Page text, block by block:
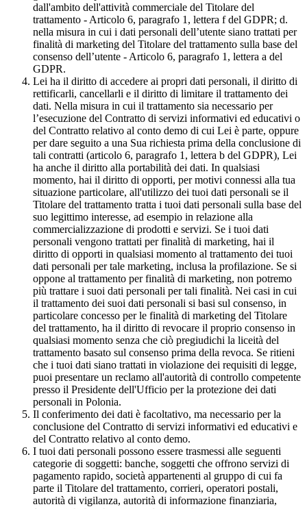
dall'ambito dell'attività commerciale del Titolare del
trattamento - Articolo 6, paragrafo 1, lettera f del GDPR; d.
nella misura in cui i dati personali dell’utente siano trattati per
finalità di marketing del Titolare del trattamento sulla base del
consenso dell’utente - Articolo 6, paragrafo 1, lettera a del
GDPR.
Lei ha il diritto di accedere ai propri dati personali, il diritto di
rettificarli, cancellarli e il diritto di limitare il trattamento dei
dati. Nella misura in cui il trattamento sia necessario per
l’esecuzione del Contratto di servizi informativi ed educativi o
del Contratto relativo al conto demo di cui Lei è parte, oppure
per dare seguito a una Sua richiesta prima della conclusione di
tali contratti (articolo 6, paragrafo 1, lettera b del GDPR), Lei
ha anche il diritto alla portabilità dei dati. In qualsiasi
momento, hai il diritto di opporti, per motivi connessi alla tua
situazione particolare, all'utilizzo dei tuoi dati personali se il
Titolare del trattamento tratta i tuoi dati personali sulla base del
suo legittimo interesse, ad esempio in relazione alla
commercializzazione di prodotti e servizi. Se i tuoi dati
personali vengono trattati per finalità di marketing, hai il
diritto di opporti in qualsiasi momento al trattamento dei tuoi
dati personali per tale marketing, inclusa la profilazione. Se si
oppone al trattamento per finalità di marketing, non potremo
più trattare i suoi dati personali per tali finalità. Nei casi in cui
il trattamento dei suoi dati personali si basi sul consenso, in
particolare concesso per le finalità di marketing del Titolare
del trattamento, ha il diritto di revocare il proprio consenso in
qualsiasi momento senza che ciò pregiudichi la liceità del
trattamento basato sul consenso prima della revoca. Se ritieni
che i tuoi dati siano trattati in violazione dei requisiti di legge,
puoi presentare un reclamo all'autorità di controllo competente
presso il Presidente dell'Ufficio per la protezione dei dati
personali in Polonia.
Il conferimento dei dati è facoltativo, ma necessario per la
conclusione del Contratto di servizi informativi ed educativi e
del Contratto relativo al conto demo.
I tuoi dati personali possono essere trasmessi alle seguenti
categorie di soggetti: banche, soggetti che offrono servizi di
pagamento rapido, società appartenenti al gruppo di cui fa
parte il Titolare del trattamento, corrieri, operatori postali,
autorità di vigilanza, autorità di informazione finanziaria,